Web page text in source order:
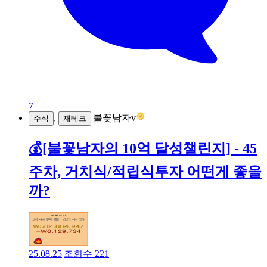
7
주식 , 재테크 |불꽃남자v
💰[불꽃남자의 10억 달성챌린지] - 45
주차, 거치식/적립식투자 어떤게 좋을
까?
25.08.25|조회수 221